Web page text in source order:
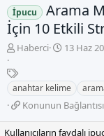
İpucu
Arama
İçin 10 Etkili
K
n
b
u
y
u
Haberci
B
l
a
n
g
13 Haz
E
t
i
e
anahtar kelime
K
n
Konunun
Kullanıcıların faydalı